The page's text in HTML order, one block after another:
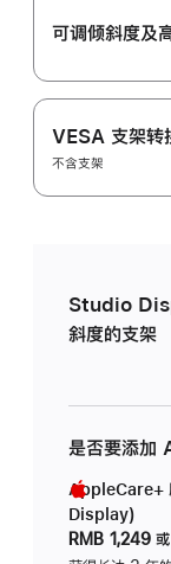
可调倾斜度及
VESA 支架转
不含支架
Studio
斜度的支架
是否要添加
AppleCare+
Display)
RMB 1,249 或